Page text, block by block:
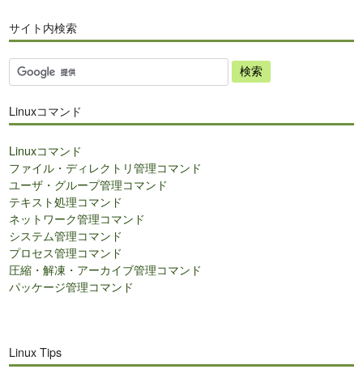
サイト内検索
サ
イ
内
索
Linuxコマンド
Linuxコマンド
ファイル・ディレクトリ管理コマンド
ユーザ・グループ管理コマンド
テキスト処理コマンド
ネットワーク管理コマンド
システム管理コマンド
プロセス管理コマンド
圧縮・解凍・アーカイブ管理コマンド
パッケージ管理コマンド
Linux Tips